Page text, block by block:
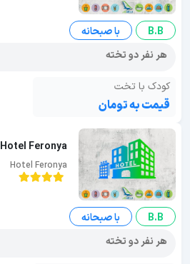
B.B
با صبحانه
هر نفر دو تخته
کودک با تخت
قیمت به تومان
Hotel Feronya
Hotel Feronya
B.B
با صبحانه
هر نفر دو تخته